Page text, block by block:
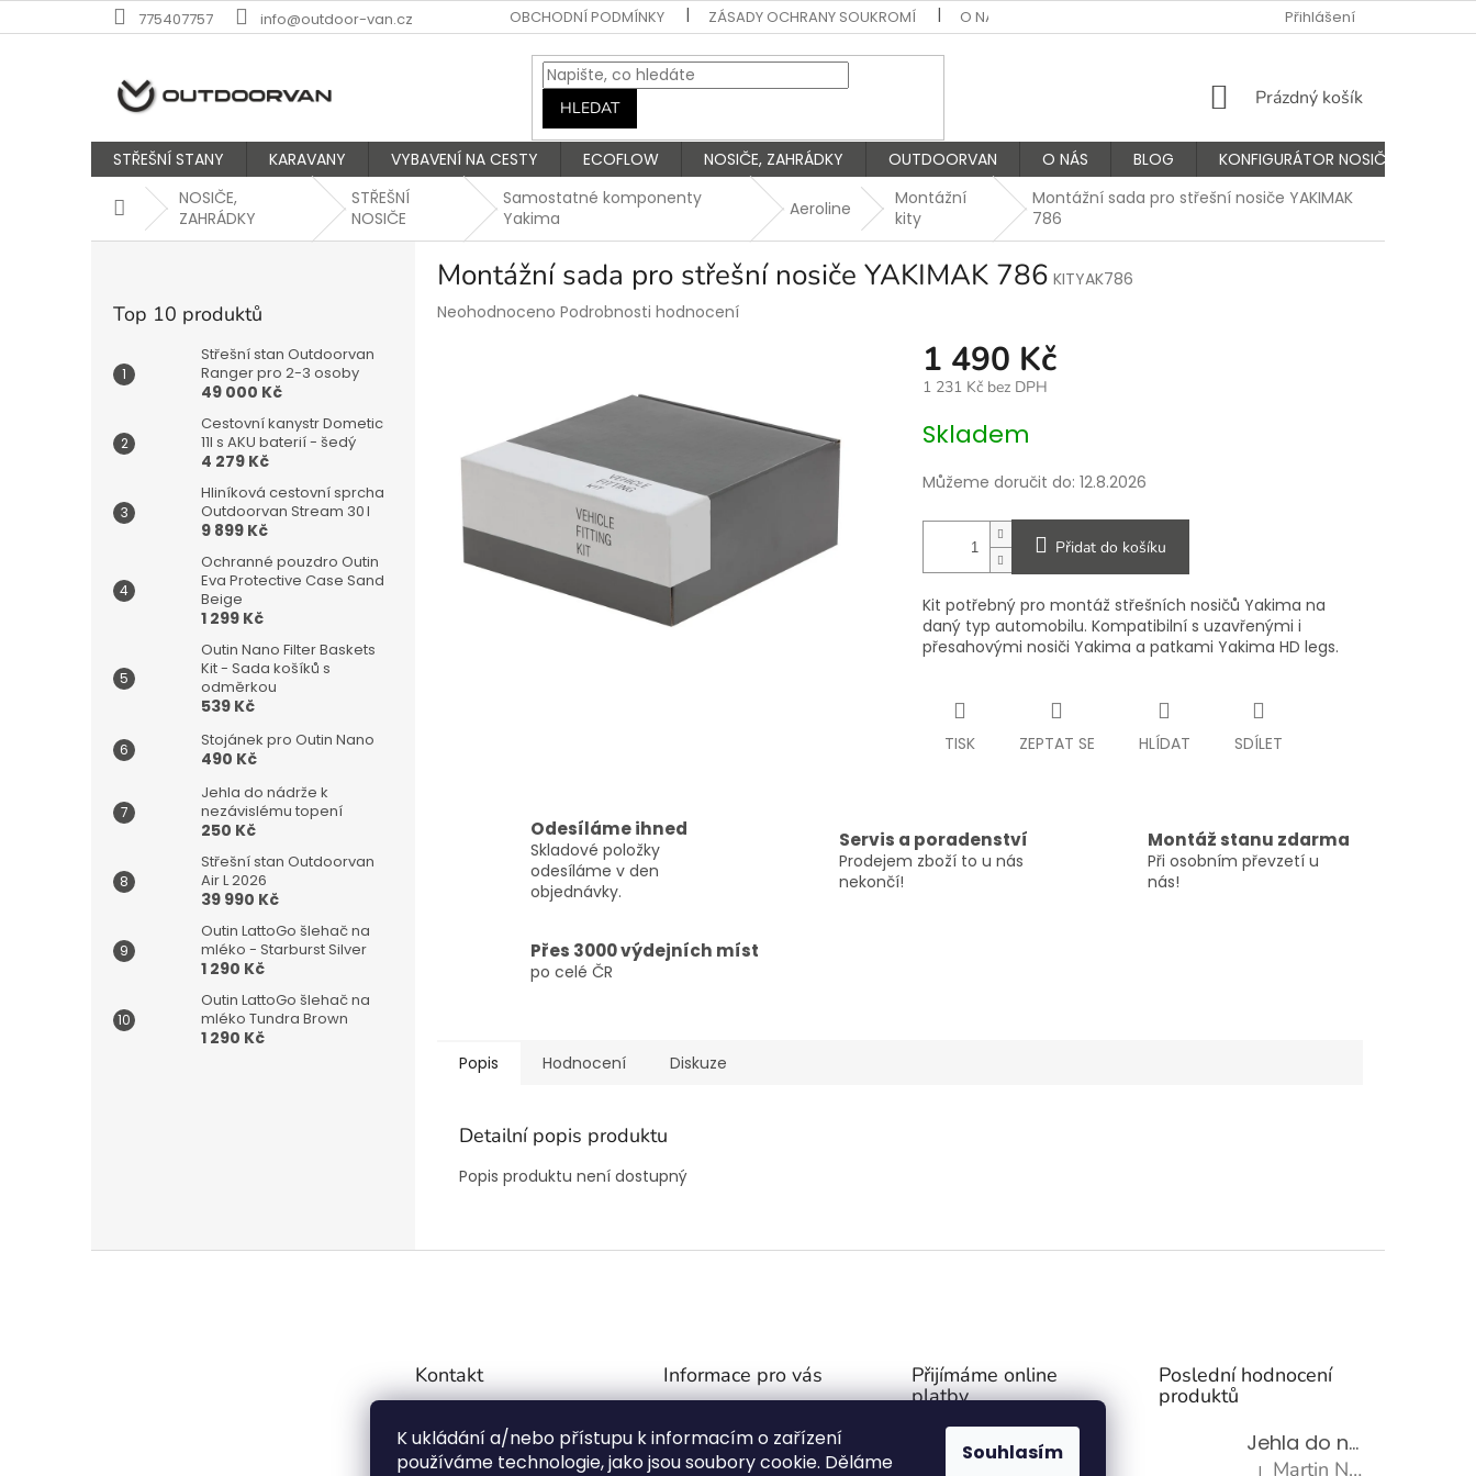
K ukládání a/nebo přístupu k informacím o zařízení
používáme technologie, jako jsou soubory cookie. Děláme
Souhlasím
na
775407757 info@outdoor-van.cz OBCHODNÍ PODMÍNKY ZÁSADY OCHRANY SOUKROMÍ O NÁS VÝMĚNA A VRÁCENÍ ZBOŽÍ
Přihlášení
HLEDAT
NÁKUPNÍ
Prázdný košík
STŘEŠNÍ STANY KARAVANY VYBAVENÍ NA CESTY ECOFLOW NOSIČE, ZAHRÁDKY OUTDOORVAN O NÁS BLOG KONFIGURÁTOR NOSIČŮ
DomůNOSIČE,
ZAHRÁDKY
STŘEŠNÍ
NOSIČE
Samostatné komponenty
Yakima
Aeroline
Montážní
kity
Montážní sada pro střešní nosiče YAKIMAK
786
Top 10 produktů
Střešní stan Outdoorvan
Ranger pro 2-3 osoby
49 000 Kč
Cestovní kanystr Dometic
11l s AKU baterií - šedý
4 279 Kč
Hliníková cestovní sprcha
Outdoorvan Stream 30 l
9 899 Kč
Ochranné pouzdro Outin
Eva Protective Case Sand
Beige
1 299 Kč
Outin Nano Filter Baskets
Kit - Sada košíků s
odměrkou
539 Kč
Stojánek pro Outin Nano
490 Kč
Jehla do nádrže k
nezávislému topení
250 Kč
Střešní stan Outdoorvan
Air L 2026
39 990 Kč
Outin LattoGo šlehač na
mléko - Starburst Silver
1 290 Kč
Outin LattoGo šlehač na
mléko Tundra Brown
1 290 Kč
Montážní sada pro střešní nosiče YAKIMAK 786 KITYAK786
Průměrné
hvězdiček.
Neohodnoceno Podrobnosti hodnocení
1 490 Kč
1 231 Kč bez DPH
cena:
Skladem
Můžeme doručit do: 12.8.2026
Přidat do košíku
Kit potřebný pro montáž střešních nosičů Yakima na
daný typ automobilu. Kompatibilní s uzavřenými i
přesahovými nosiči Yakima a patkami Yakima HD legs.
TISK ZEPTAT SE HLÍDAT SDÍLET
Odesíláme ihned
Skladové položky
odesíláme v den
objednávky.
Servis a poradenství
Prodejem zboží to u nás
nekončí!
Montáž stanu zdarma
Při osobním převzetí u
nás!
Přes 3000 výdejních míst
po celé ČR
Popis Hodnocení Diskuze
Detailní popis produktu
Popis produktu není dostupný
Kontakt
775407757
Informace pro vás
Zásady ochrany soukromí
O NÁS
Přijímáme online
platby
Poslední hodnocení
produktů
Jehla do nádrže k nezávislému topení
Martin Nevrlý